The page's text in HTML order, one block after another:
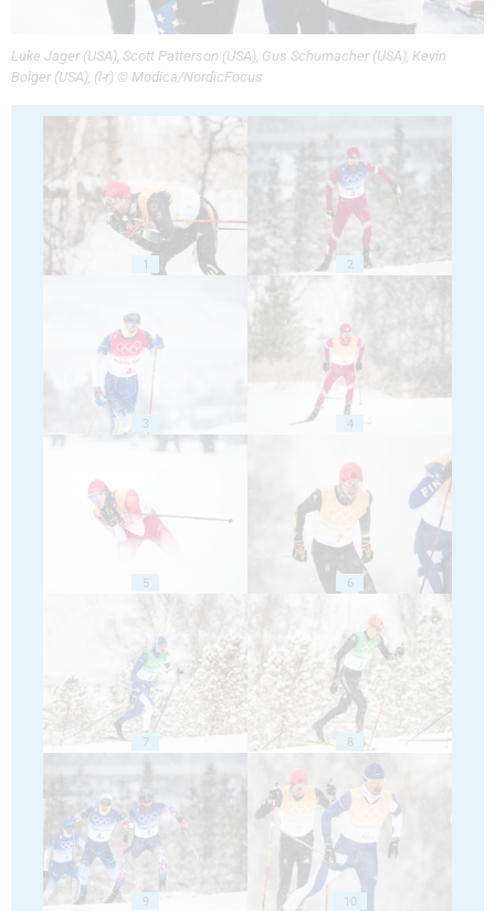
Luke Jager (USA), Scott Patterson (USA), Gus Schumacher (USA), Kevin
Bolger (USA), (l-r) © Modica/NordicFocus
1 2
3 4
5 6
7 8
9 10